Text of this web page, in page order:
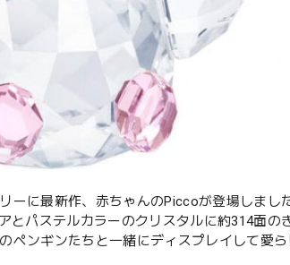
ーに最新作、赤ちゃんのPiccoが登場しま
とパステルカラーのクリスタルに約314面
ペンギンたちと一緒にディスプレイして愛